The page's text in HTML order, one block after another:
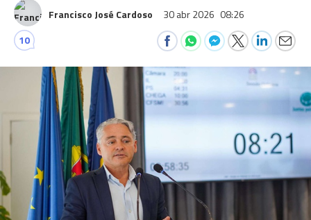
Francisco José Cardoso 30 abr 2026 08:26
10